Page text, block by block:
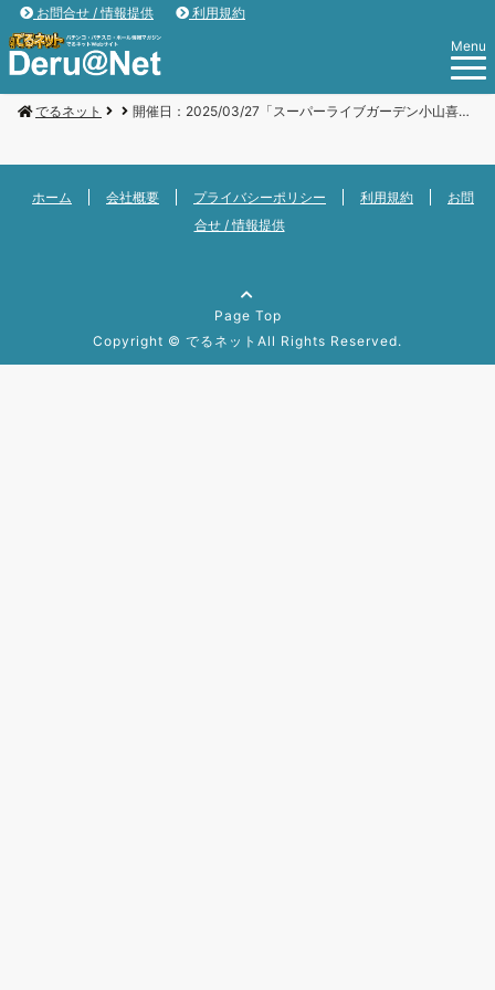
お問合せ / 情報提供
利用規約
Menu
でるネット 開催日：2025/03/27「スーパーライブガーデン小山喜沢店」
ホーム 会社概要 プライバシーポリシー 利用規約
お問
合せ / 情報提供
Page Top
Copyright © でるネット All Rights Reserved.